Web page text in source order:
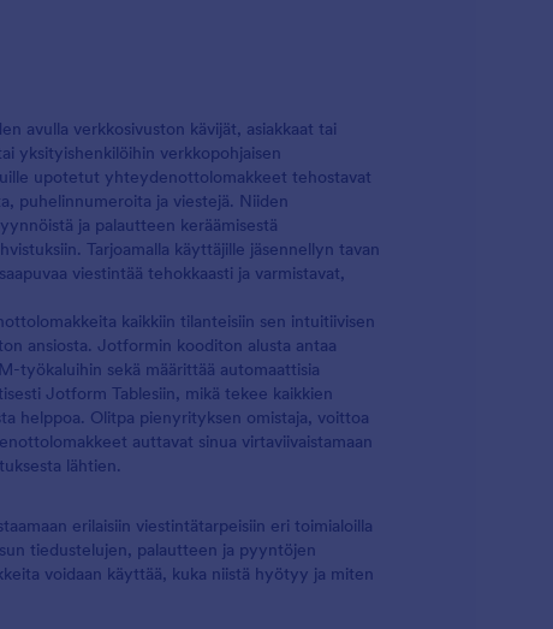
avulla verkkosivuston kävijät, asiakkaat tai
yksityishenkilöihin verkkopohjaisen
upotetut yhteydenottolomakkeet tehostavat
puhelinnumeroita ja viestejä. Niiden
ja palautteen keräämisestä
Tarjoamalla käyttäjille jäsennellyn tavan
viestintää tehokkaasti ja varmistavat,
kaikkiin tilanteisiin sen intuitiivisen
ansiosta. Jotformin kooditon alusta antaa
työkaluihin sekä määrittää automaattisia
Jotform Tablesiin, mikä tekee kaikkien
helppoa. Olitpa pienyrityksen omistaja, voittoa
auttavat sinua virtaviivaistamaan
lähtien.
erilaisiin viestintätarpeisiin eri toimialoilla
tiedustelujen, palautteen ja pyyntöjen
voidaan käyttää, kuka niistä hyötyy ja miten